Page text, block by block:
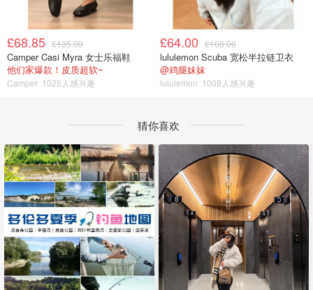
£68.85 £135.00
Camper Casi Myra 女士乐福鞋
他们家爆款！皮质超软~
Camper 1025人感兴趣
£64.00 £108.00
lululemon Scuba 宽松半拉链卫衣
@鸡腿妹妹
lululemon 1009人感兴趣
猜你喜欢